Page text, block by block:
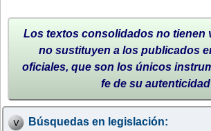
Los textos consolidados no tienen
no sustituyen a los publicados
oficiales, que son los únicos
fe de su autenticidad
Búsquedas en legislación: